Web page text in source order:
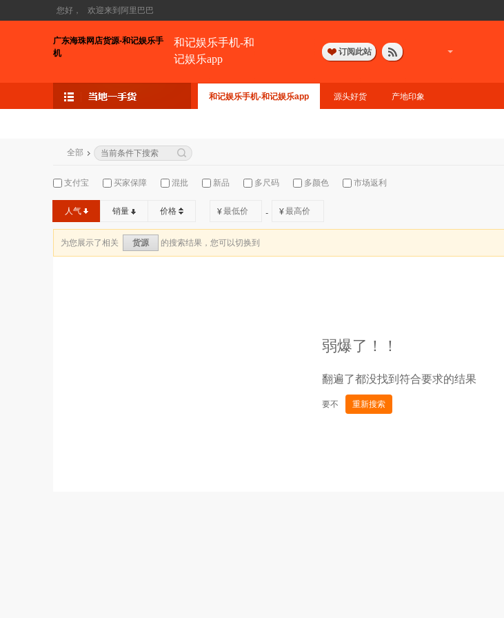
您好， 欢迎来到阿里巴巴
广东海珠网店货源-和记娱乐手
机
和记娱乐手机-和
记娱乐app
订阅此站
和记娱乐手机-和记娱乐app 源头好货 产地印象
全部
支付宝 买家保障 混批 新品 多尺码 多颜色 市场返利
人气 销量 价格 ¥ - ¥
为您展示了相关 货源 的搜索结果，您可以切换到
弱爆了！！
翻遍了都没找到符合要求的结果
要不 重新搜索